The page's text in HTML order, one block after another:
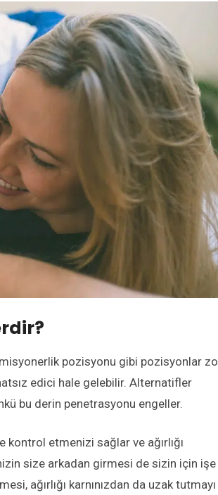
misyonerlik pozisyonu gibi pozisyonlar
edici hale gelebilir. Alternatifler
bu derin penetrasyonu engeller.
etmenizi sağlar ve ağırlığı
size arkadan girmesi de sizin için işe
ağırlığı karnınızdan da uzak tutmayı